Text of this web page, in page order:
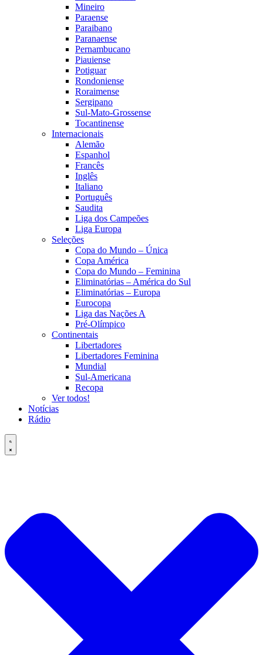
Mineiro
Paraense
Paraibano
Paranaense
Pernambucano
Piauiense
Potiguar
Rondoniense
Roraimense
Sergipano
Sul-Mato-Grossense
Tocantinense
Internacionais
Alemão
Espanhol
Francês
Inglês
Italiano
Português
Saudita
Liga dos Campeões
Liga Europa
Seleções
Copa do Mundo – Única
Copa América
Copa do Mundo – Feminina
Eliminatórias – América do Sul
Eliminatórias – Europa
Eurocopa
Liga das Nações A
Pré-Olímpico
Continentais
Libertadores
Libertadores Feminina
Mundial
Sul-Americana
Recopa
Ver todos!
Notícias
Rádio